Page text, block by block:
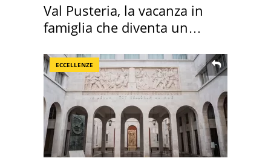
Val Pusteria, la vacanza in
famiglia che diventa un
ECCELLENZE